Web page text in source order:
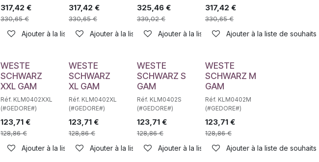
317,42 €
330,65€
Ajouter à la liste de souhaits
317,42 €
330,65€
Ajouter à la liste de souhaits
325,46€
339,02€
Ajouter à la liste de souhaits
317,42 €
330,65€
Ajouter à la liste de souhaits
WESTE
SCHWARZ
XXL GAM
Réf. KLM0402XXL
(#GEDORE#)
123,71 €
128,86€
Ajouter à la liste de souhaits
WESTE
SCHWARZ
XL GAM
Réf. KLM0402XL
(#GEDORE#)
123,71€
128,86€
Ajouter à la liste de souhaits
WESTE
SCHWARZ S
GAM
Réf. KLM0402S
(#GEDORE#)
123,71€
128,86€
Ajouter à la liste de souhaits
WESTE
SCHWARZ M
GAM
Réf. KLM0402M
(#GEDORE#)
123,71€
128,86€
Ajouter à la liste de souhaits